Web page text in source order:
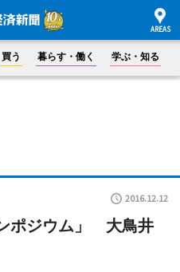
買う 暮らす・働く 学ぶ・知る
2016.12.12
ポジウム」 大鳥井